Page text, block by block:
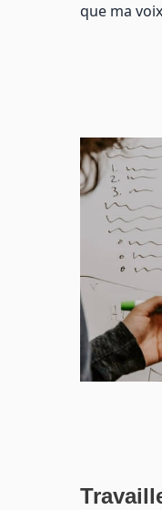
que ma